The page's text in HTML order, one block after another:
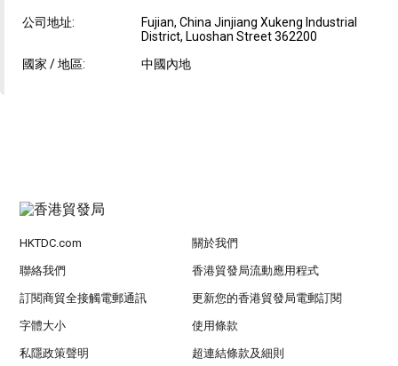
公司地址:
Fujian, China Jinjiang Xukeng Industrial
District, Luoshan Street 362200
國家 / 地區:
中國內地
HKTDC.com 關於我們
聯絡我們 香港貿發局流動應用程式
訂閱商貿全接觸電郵通訊 更新您的香港貿發局電郵訂閱
字體大小 使用條款
私隱政策聲明 超連結條款及細則